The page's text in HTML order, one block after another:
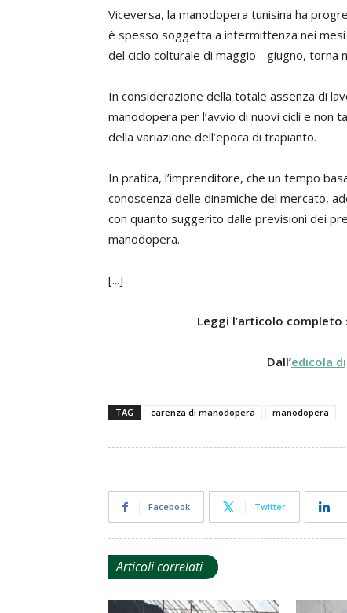
Viceversa, la manodopera tunisina ha
è spesso soggetta a intermittenza nei mesi
del ciclo colturale di maggio - giugno,
In considerazione della totale assenza di
manodopera per l’avvio di nuovi cicli e non
della variazione dell’epoca di trapianto.
In pratica, l’imprenditore, che un tempo
conoscenza delle dinamiche del mercato,
con quanto suggerito dalle previsioni dei
manodopera.
[...]
Leggi l’articolo completo
Dall’edicola
TAG carenza di manodopera manodopera
Facebook Twitter
Articoli correlati